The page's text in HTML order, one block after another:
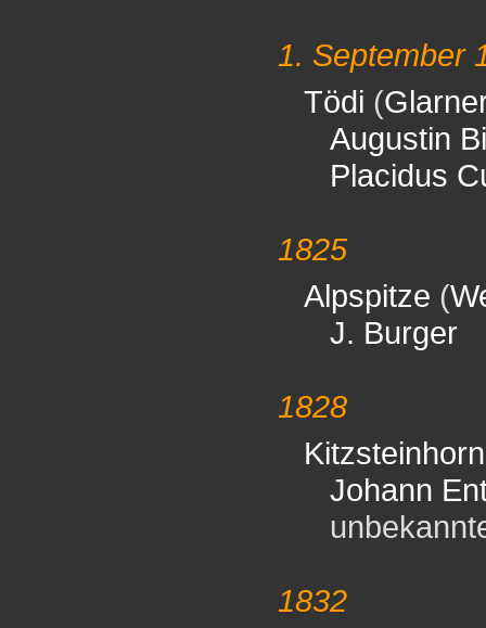
1. September
Tödi (
Augustin
Placidus
1825
Alpspitze (
J. Burger
1828
Kitzsteinhorn
Johann
1832